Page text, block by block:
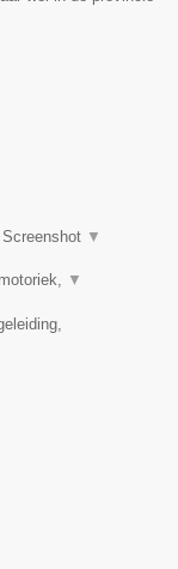
Screenshot ▼
▼